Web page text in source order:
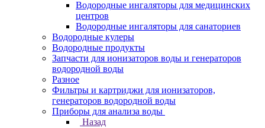
Водородные ингаляторы для медицинских
центров
Водородные ингаляторы для санаториев
Водородные кулеры
Водородные продукты
Запчасти для ионизаторов воды и генераторов
водородной воды
Разное
Фильтры и картриджи для ионизаторов,
генераторов водородной воды
Приборы для анализа воды
Назад